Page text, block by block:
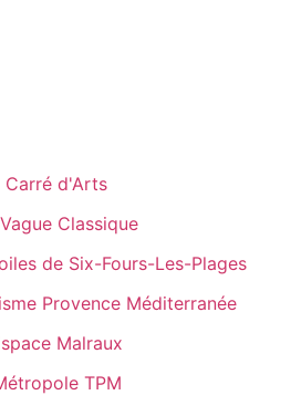
Carré d'Arts
Classique
de Six-Fours-Les-Plages
Provence Méditerranée
Malraux
TPM